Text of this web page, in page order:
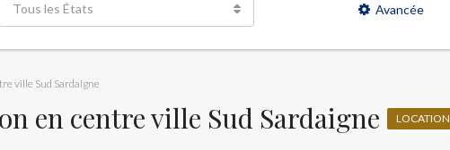
Tous les États Avancée
ville Sud Sardaigne
en centre ville Sud Sardaigne LOCATION